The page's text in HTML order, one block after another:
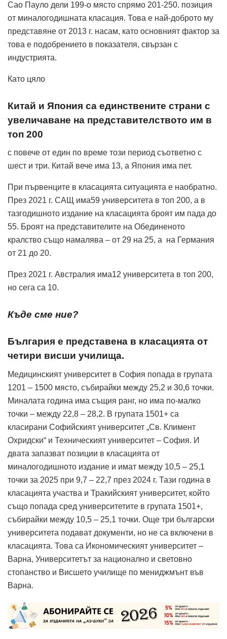
Сао Пауло дели 199-о място спрямо 201-250. позиция
от миналогодишната класация. Това е най-доброто му
представяне от 2013 г. насам, като основният фактор за
това е подобрението в показателя, свързан с
индустрията.
Като цяло
Китай и Япония са единствените страни с
увеличаване на представителството им в
топ 200
с повече от един по време този период съответно с
шест и три. Китай вече има 13, а Япония има пет.
При първенците в класацията ситуацията е наобратно.
През 2021 г. САЩ има59 университета в топ 200, а в
тазгодишното издание на класацията броят им пада до
55. Броят на представителите на Обединеното
кралство също намалява – от 29 на 25, а на Германия
от 21 до 20.
През 2021 г. Австралия има12 университета в топ 200,
но сега са 10.
Къде сме ние?
България е представена в класацията от
четири висши училища.
Медицинският университет в София попада в групата
1201 – 1500 място, събирайки между 25,2 и 30,6 точки.
Миналата година има същия ранг, но има по-малко
точки – между 22,8 – 28,2. В групата 1501+ са
класирани Софийският университет „Св. Климент
Охридски“ и Техническият университет – София. И
двата запазват позиции в класацията от
миналогодишното издание и имат между 10,5 – 25,1
точки за 2025 при 9,7 – 22,7 през 2024 г. Тази година в
класацията участва и Тракийският университет, който
също попада сред университетите в групата 1501+,
събирайки между 10,5 – 25,1 точки. Още три български
университета подават документи, но не са включени в
класацията. Това са Икономическият университет –
Варна, Университетът за национално и световно
стопанство и Висшето училище по мениджмънт във
Варна.